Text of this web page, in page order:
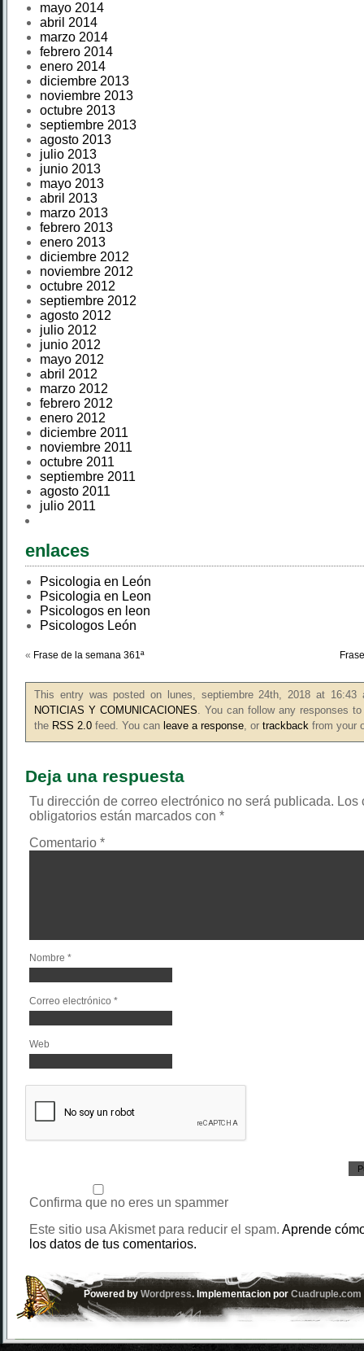
mayo 2014
abril 2014
marzo 2014
febrero 2014
enero 2014
diciembre 2013
noviembre 2013
octubre 2013
septiembre 2013
agosto 2013
julio 2013
junio 2013
mayo 2013
abril 2013
marzo 2013
febrero 2013
enero 2013
diciembre 2012
noviembre 2012
octubre 2012
septiembre 2012
agosto 2012
julio 2012
junio 2012
mayo 2012
abril 2012
marzo 2012
febrero 2012
enero 2012
diciembre 2011
noviembre 2011
octubre 2011
septiembre 2011
agosto 2011
julio 2011
enlaces
Psicologia en León
Psicologia en Leon
Psicologos en leon
Psicologos León
« Frase de la semana 361ª
This entry was posted on lunes, septiembre 24th, 2018 at 16:43
NOTICIAS Y COMUNICACIONES. You can follow any responses
the RSS 2.0 feed. You can leave a response, or trackback from your
Deja una respuesta
Tu dirección de correo electrónico no será publicada. Los
obligatorios están marcados con *
Comentario *
Nombre *
Correo electrónico *
Web
Confirma que no eres un spammer
Este sitio usa Akismet para reducir el spam. Aprende
los datos de tus comentarios.
Powered byWordpress. Implementacion porCuadruple.com